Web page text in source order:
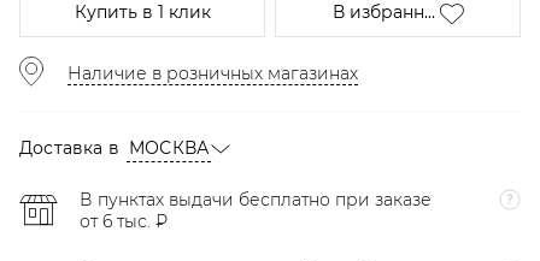
Купитьв 1 клик В избранн...
Наличие в розничных магазинах
Доставка в МОСКВА
В пунктах выдачи бесплатно при заказе
от 6 тыс. ₽